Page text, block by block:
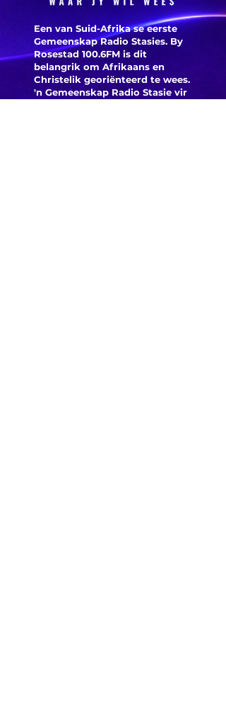
Een van Suid-Afrika se eerste
Gemeenskap Radio Stasies. By
Rosestad 100.6FM is dit
belangrik om Afrikaans en
Christelik georiënteerd te wees.
'n Gemeenskap Radio Stasie vir